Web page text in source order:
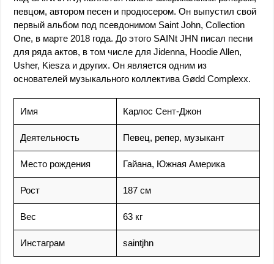
певцом, автором песен и продюсером. Он выпустил свой
первый альбом под псевдонимом Saint John, Collection
One, в марте 2018 года. До этого SAINt JHN писал песни
для ряда актов, в том числе для Jidenna, Hoodie Allen,
Usher, Kiesza и других. Он является одним из
основателей музыкального коллектива Gødd Complexx.
Имя Карлос Сент-Джон
Деятельность Певец, репер, музыкант
Место рождения Гайана, Южная Америка
Рост 187 см
Вес 63 кг
Инстаграм saintjhn